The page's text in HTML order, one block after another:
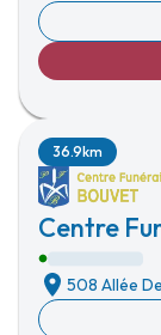
Centre
36.9km
508 Allée